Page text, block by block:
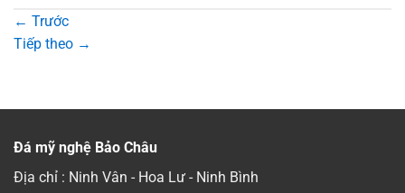
← Trước
Tiếp theo →
Đá mỹ nghệ Bảo Châu
Địa chỉ : Ninh Vân - Hoa Lư - Ninh Bình